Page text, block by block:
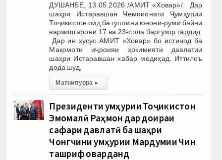
ДУШАНБЕ, 13.05.2026 /АМИТ «Ховар»/. Дар
шаҳри Истаравшан Чемпионати Ҷумҳурии
Тоҷикистон оид ба гӯштини юнонӣ-румӣ байни
варзишгарони 17 ва 23-сола баргузор гардид.
Дар ин хусус АМИТ «Ховар» бо истинод ба
Мақомоти иҷроияи ҳокимияти давлатии
шаҳри Истаравшан хабар медиҳад. Иттилоъ
дода шуд,
Матни пурра ▸
Президенти Ҷумҳурии Тоҷикистон
Эмомалӣ Раҳмон дар доираи
сафари давлатӣ ба шаҳри
Чонгчини Ҷумҳурии Мардумии Чин
ташриф оварданд